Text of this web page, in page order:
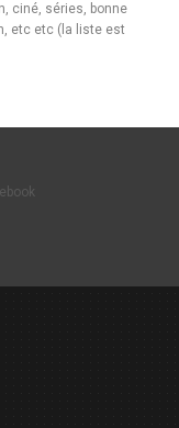
ciné, séries, bonne
etc etc (la liste est